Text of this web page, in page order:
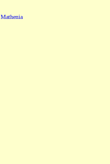
Mathenia